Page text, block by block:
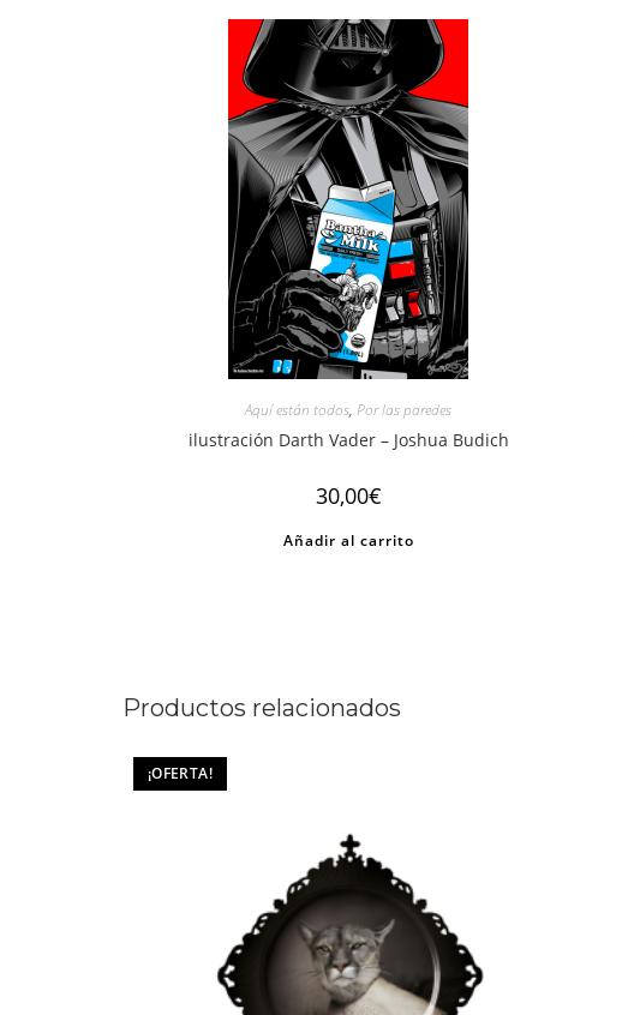
Aquí están todos,Por las paredes
ilustración Darth Vader – Joshua Budich
30,00€
Añadir al carrito
Productos relacionados
¡OFERTA!